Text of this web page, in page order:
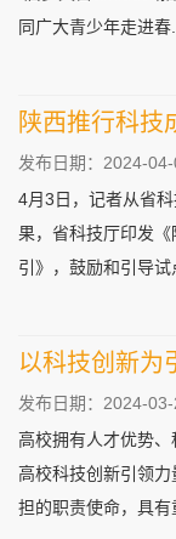
同广大青少年走进春...
陕西推行科技
发布日期：2024-
4月3日，记者从省
果，省科技厅印发
引》，鼓励和引导试
以科技创新为
发布日期：2024-03-
高校拥有人才优势
高校科技创新引领
担的职责使命，具有